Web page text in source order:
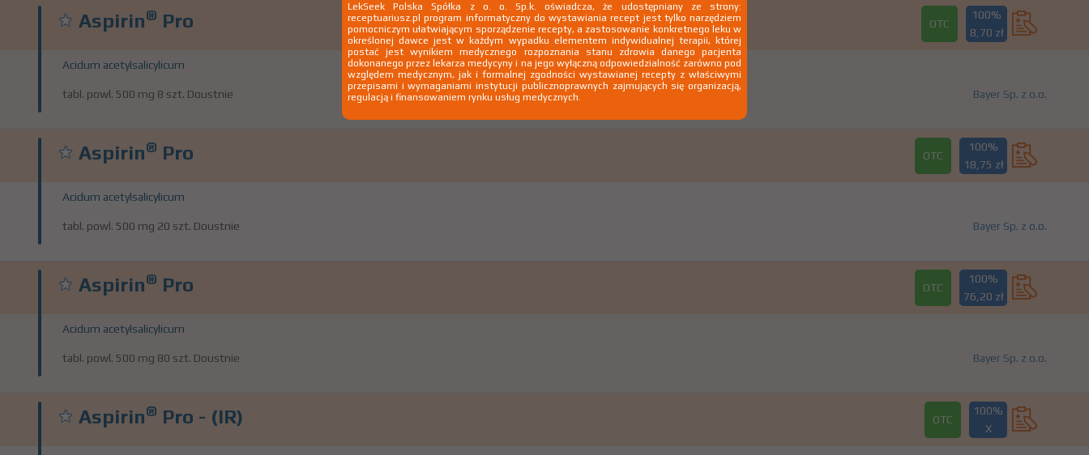
Aspirin® Pro OTC
100%
8,70 zł
Acidum acetylsalicylicum
tabl. powl. 500 mg 8 szt. Doustnie Bayer Sp. z o.o.
Aspirin® Pro OTC
100%
18,75 zł
Acidum acetylsalicylicum
tabl. powl. 500 mg 20 szt. Doustnie Bayer Sp. z o.o.
Aspirin® Pro OTC
100%
76,20 zł
Acidum acetylsalicylicum
tabl. powl. 500 mg 80 szt. Doustnie Bayer Sp. z o.o.
Aspirin® Pro - (IR) OTC
100%
X
LekSeek Polska Spółka z o. o. Sp.k. oświadcza, że udostępniany ze strony:
receptuariusz.pl program informatyczny do wystawiania recept jest tylko narzędziem
pomocniczym ułatwiającym sporządzenie recepty, a zastosowanie konkretnego leku w
określonej dawce jest w każdym wypadku elementem indywidualnej terapii, której
postać jest wynikiem medycznego rozpoznania stanu zdrowia danego pacjenta
dokonanego przez lekarza medycyny i na jego wyłączną odpowiedzialność zarówno pod
względem medycznym, jak i formalnej zgodności wystawianej recepty z właściwymi
przepisami i wymaganiami instytucji publicznoprawnych zajmujących się organizacją,
regulacją i finansowaniem rynku usług medycznych.